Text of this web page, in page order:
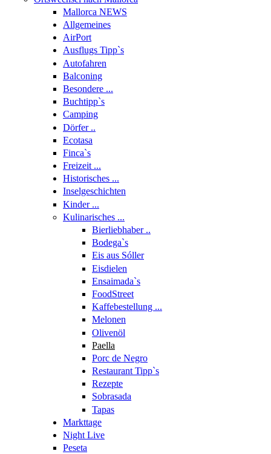
Mallorca NEWS
Allgemeines
AirPort
Ausflugs Tipp`s
Autofahren
Balconing
Besondere ...
Buchtipp`s
Camping
Dörfer ..
Ecotasa
Finca`s
Freizeit ...
Historisches ...
Inselgeschichten
Kinder ...
Kulinarisches ...
Bierliebhaber ..
Bodega`s
Eis aus Sóller
Eisdielen
Ensaimada`s
FoodStreet
Kaffebestellung ...
Melonen
Olivenöl
Paella
Porc de Negro
Restaurant Tipp`s
Rezepte
Sobrasada
Tapas
Markttage
Night Live
Peseta